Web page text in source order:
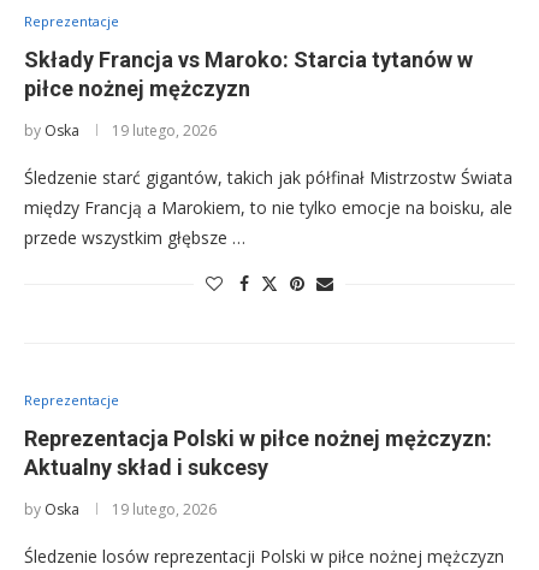
Reprezentacje
Składy Francja vs Maroko: Starcia tytanów w
piłce nożnej mężczyzn
by Oska 19 lutego, 2026
Śledzenie starć gigantów, takich jak półfinał Mistrzostw Świata
między Francją a Marokiem, to nie tylko emocje na boisku, ale
przede wszystkim głębsze …
Reprezentacje
Reprezentacja Polski w piłce nożnej mężczyzn:
Aktualny skład i sukcesy
by Oska 19 lutego, 2026
Śledzenie losów reprezentacji Polski w piłce nożnej mężczyzn